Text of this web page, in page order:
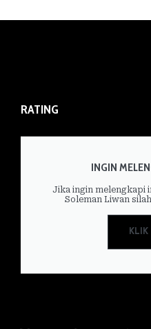
RATING
INGIN
Jika ingin melengkapi
Soleman Liwan
KLIK